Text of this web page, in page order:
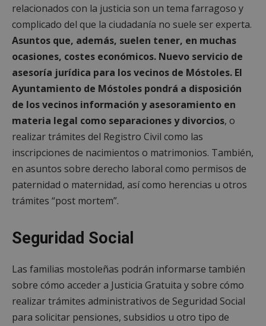
relacionados con la justicia son un tema farragoso y
complicado del que la ciudadanía no suele ser experta.
Asuntos que, además, suelen tener, en muchas
ocasiones, costes económicos. Nuevo servicio de
asesoría jurídica para los vecinos de Móstoles. El
Ayuntamiento de Móstoles pondrá a disposición
de los vecinos información y asesoramiento en
materia legal como separaciones y divorcios, o
realizar trámites del Registro Civil como las
inscripciones de nacimientos o matrimonios. También,
en asuntos sobre derecho laboral como permisos de
paternidad o maternidad, así como herencias u otros
trámites “post mortem”.
Seguridad Social
Las familias mostoleñas podrán informarse también
sobre cómo acceder a Justicia Gratuita y sobre cómo
realizar trámites administrativos de Seguridad Social
para solicitar pensiones, subsidios u otro tipo de